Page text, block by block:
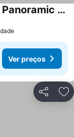
Passy Mont Blanc Balcony And Panoramic Mountains Around 12Kms Ensures Quiet Megeve
Ver preços
Partilhar